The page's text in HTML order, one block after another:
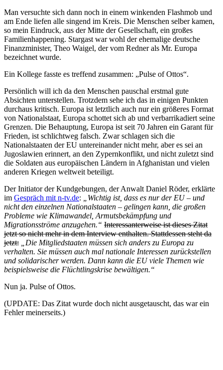
Man versuchte sich dann noch in einem winkenden Flashmob und
am Ende liefen alle singend im Kreis. Die Menschen selber kamen,
so mein Eindruck, aus der Mitte der Gesellschaft, ein großes
Familienhappening. Stargast war wohl der ehemalige deutsche
Finanzminister, Theo Waigel, der vom Redner als Mr. Europa
bezeichnet wurde.
Ein Kollege fasste es treffend zusammen: „Pulse of Ottos“.
Persönlich will ich da den Menschen pauschal erstmal gute
Absichten unterstellen. Trotzdem sehe ich das in einigen Punkten
durchaus kritisch. Europa ist letztlich auch nur ein größeres Format
von Nationalstaat, Europa schottet sich ab und verbarrikadiert seine
Grenzen. Die Behauptung, Europa ist seit 70 Jahren ein Garant für
Frieden, ist schlichtweg falsch. Zwar schlagen sich die
Nationalstaaten der EU untereinander nicht mehr, aber es sei an
Jugoslawien erinnert, an den Zypernkonflikt, und nicht zuletzt sind
die Soldaten aus europäischen Ländern in Afghanistan und vielen
anderen Kriegen weltweit beteiligt.
Der Initiator der Kundgebungen, der Anwalt Daniel Röder, erklärte
im Gespräch mit n-tv.de:
„Wichtig ist, dass es nur der EU – und
nicht den einzelnen Nationalstaaten – gelingen kann, die großen
Probleme wie Klimawandel, Armutsbekämpfung und
Migrationsströme anzugehen.“ Interessanterweise ist dieses Zitat
jetzt so nicht mehr in dem Interview enthalten. Stattdessen steht da
jetzt:
„Die Mitgliedstaaten müssen sich anders zu Europa zu
verhalten. Sie müssen auch mal nationale Interessen zurückstellen
und solidarischer werden. Dann kann die EU viele Themen wie
beispielsweise die Flüchtlingskrise bewältigen.“
Nun ja. Pulse of Ottos.
(UPDATE: Das Zitat wurde doch nicht ausgetauscht, das war ein
Fehler meinerseits.)